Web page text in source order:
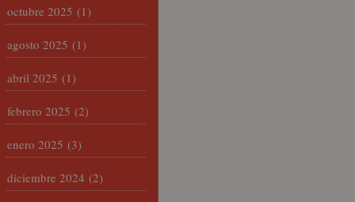
octubre 2025 (1)
agosto 2025 (1)
abril 2025 (1)
febrero 2025 (2)
enero 2025 (3)
diciembre 2024 (2)